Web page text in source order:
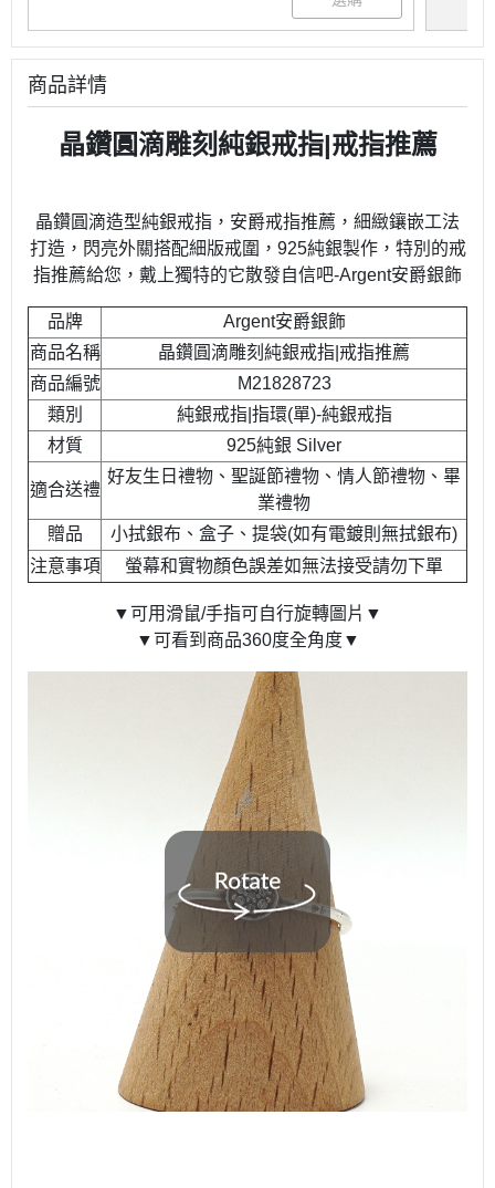
商品詳情
晶鑽圓滴雕刻純銀戒指|戒指推薦
晶鑽圓滴造型純銀戒指，安爵戒指推薦，細緻鑲嵌工法
打造，閃亮外關搭配細版戒圍，925純銀製作，特別的戒
指推薦給您，戴上獨特的它散發自信吧-Argent安爵銀飾
品牌
Argent安爵銀飾
商品名稱
晶鑽圓滴雕刻純銀戒指|戒指推薦
商品編號
M21828723
類別
純銀戒指|指環(單)-純銀戒指
材質
925純銀 Silver
適合送禮
好友生日禮物、聖誕節禮物、情人節禮物、畢
業禮物
贈品
小拭銀布、盒子、提袋(如有電鍍則無拭銀布)
注意事項
螢幕和實物顏色誤差如無法接受請勿下單
▼可用滑鼠/手指可自行旋轉圖片▼
▼可看到商品360度全角度▼